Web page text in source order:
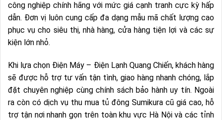
công nghiệp chính hãng với mức giá cạnh tranh cực kỳ hấp
dẫn. Đơn vị luôn cung cấp đa dạng mẫu mã chất lượng cao
phục vụ cho siêu thị, nhà hàng, cửa hàng tiện lợi và các sự
kiện lớn nhỏ.
Khi lựa chọn Điện Máy – Điện Lạnh Quang Chiến, khách hàng
sẽ được hỗ trợ tư vấn tận tình, giao hàng nhanh chóng, lắp
đặt chuyên nghiệp cùng chính sách bảo hành uy tín. Ngoài
ra còn có dịch vụ thu mua tủ đông Sumikura cũ giá cao, hỗ
trợ tận nơi nhanh gọn trên toàn khu vực Hà Nội và các tỉnh